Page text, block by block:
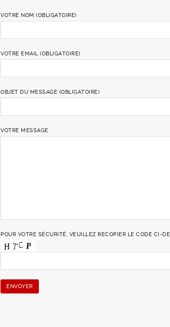
VOTRE NOM (OBLIGATOIRE)
VOTRE EMAIL (OBLIGATOIRE)
OBJET DU MESSAGE (OBLIGATOIRE)
VOTRE MESSAGE
POUR VOTRE SÉCURITÉ, VEUILLEZ RECOPIER LE CODE CI-